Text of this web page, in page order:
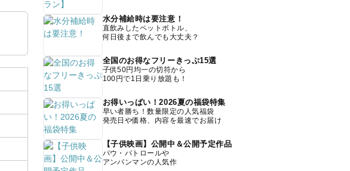
水分補給時は要注意！
直飲みしたペットボトル、
何日後まで飲んでも大丈夫？
全国のお得なフリーきっぷ15選
子供50円均一の切符から
100円で1日乗り放題も！
お得いっぱい！2026夏の福袋特集
早い者勝ち！数量限定の人気福袋
発売日や価格、内容を最速でお届け
【子供映画】公開中＆公開予定作品
パウ・パトロールや
アンパンマンの人気作